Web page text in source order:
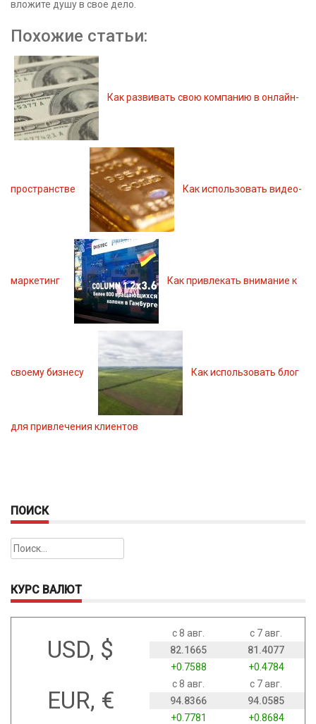
вложите душу в свое дело.
Похожие статьи:
Как развивать свою компанию в онлайн-
пространстве Как использовать видео-
маркетинг Как привлекать внимание к
своему бизнесу Как использовать блог
для привлечения клиентов
ПОИСК
Найти:
КУРС ВАЛЮТ
USD, $
с 8 авг.
с 7 авг.
82.1665
81.4077
+0.7588
+0.4784
EUR, €
с 8 авг.
с 7 авг.
94.8366
94.0585
+0.7781
+0.8684